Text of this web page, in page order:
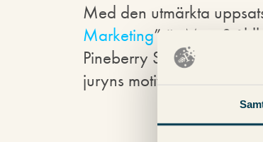
Med den utmärkta
Marketing” är Moa
Pineberry Stipendium.
juryns motivering lyder